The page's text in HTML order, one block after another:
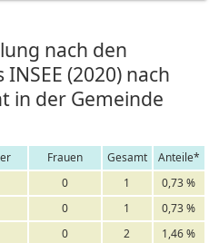
nach den
(2020) nach
in der Gemeinde
Frauen Gesamt
Anteile*
0 1
0,73 %
0 1
0,73 %
0 2
1,46 %